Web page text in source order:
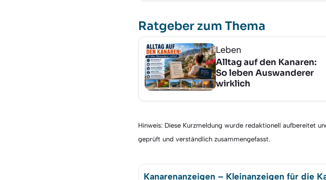
Ratgeber zum Thema
Leben
Alltag auf den Kanaren:
So leben Auswanderer
wirklich
Hinweis: Diese Kurzmeldung wurde redaktionell aufbereitet
geprüft und verständlich zusammengefasst.
Kanarenanzeigen – Kleinanzeigen für die